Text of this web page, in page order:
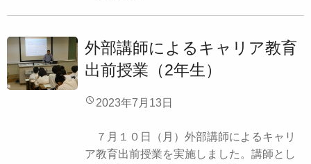
外部講師によるキャリア教育
出前授業（2年生）
2023年7月13日
７月１０日（月）外部講師によるキャリ
ア教育出前授業を実施しました。講師とし